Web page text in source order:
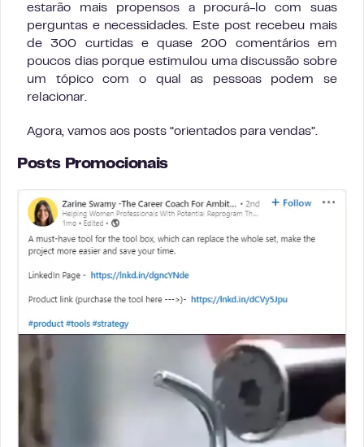
estarão mais propensos a procurá-lo com suas
perguntas e necessidades. Este post recebeu mais
de 300 curtidas e quase 200 comentários em
poucos dias porque estimulou uma discussão sobre
um tópico com o qual as pessoas podem se
relacionar.
Agora, vamos aos posts “orientados para vendas”.
Posts Promocionais